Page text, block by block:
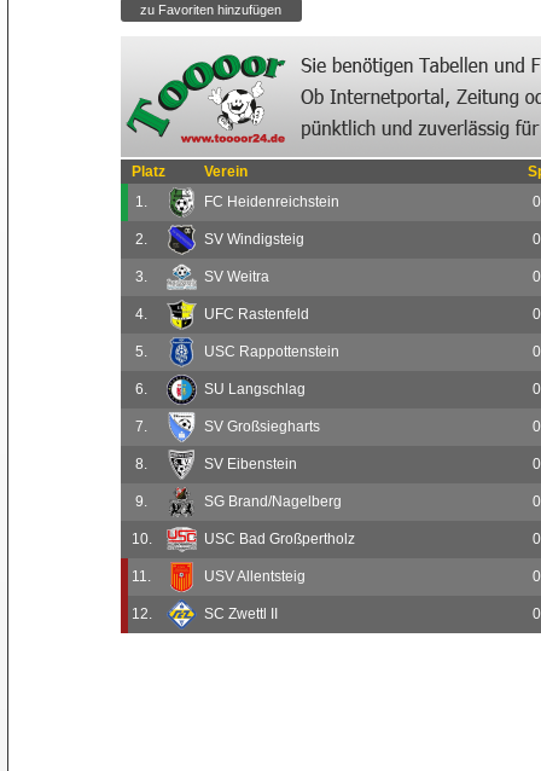
Platz Verein
1.
FC Heidenreichstein 0
2. SV Windigsteig 0
3. SV Weitra 0
4. UFC Rastenfeld 0
5. USC Rappottenstein 0
6. SU Langschlag 0
7. SV Großsiegharts 0
8. SV Eibenstein 0
9. SG Brand/Nagelberg 0
10. USC Bad Großpertholz 0
11. USV Allentsteig 0
12. SC Zwettl II 0